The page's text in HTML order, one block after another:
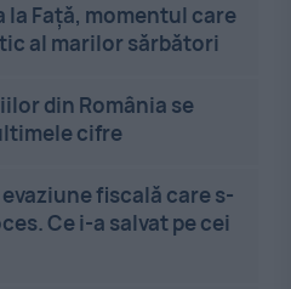
la Față, momentul care
al marilor sărbători
din România se
cifre
fiscală care s-
Ce i-a salvat pe cei